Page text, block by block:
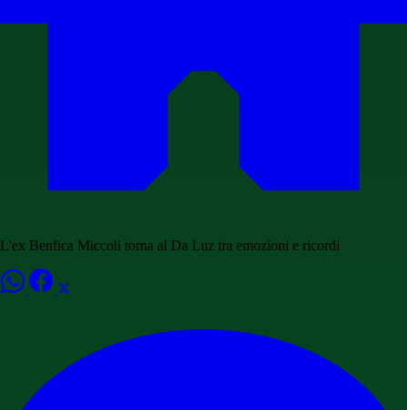
L'ex Benfica Miccoli torna al Da Luz tra emozioni e ricordi